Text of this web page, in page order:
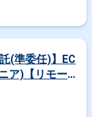
(準委任)】EC
ア)【リモー